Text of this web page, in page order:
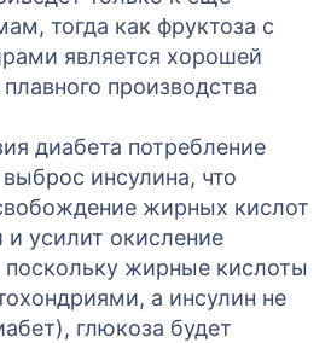
тогда как фруктоза с
является хорошей
производства
диабета потребление
инсулина, что
жирных кислот
усилит окисление
жирные кислоты
а инсулин не
глюкоза будет